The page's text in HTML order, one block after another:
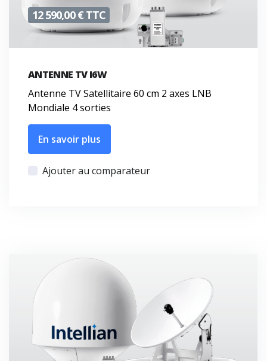
12 590,00 € TTC
ANTENNE TV I6W
Antenne TV Satellitaire 60 cm 2 axes LNB
Mondiale 4 sorties
En savoir plus
Ajouter au comparateur